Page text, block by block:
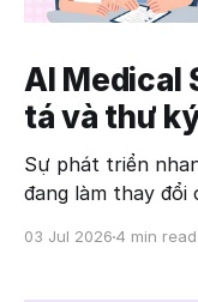
AI Medical
tá và thư
Sự phát triển
đang làm thay đổi
03 Jul 2026 4 min read